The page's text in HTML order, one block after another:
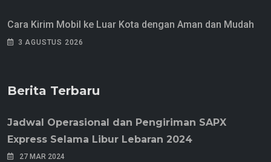
Cara Kirim Mobil ke Luar Kota dengan Aman dan Mudah
3 AGUSTUS 2026
Berita Terbaru
Jadwal Operasional dan Pengiriman SAPX
Express Selama Libur Lebaran 2024
27 MAR 2024